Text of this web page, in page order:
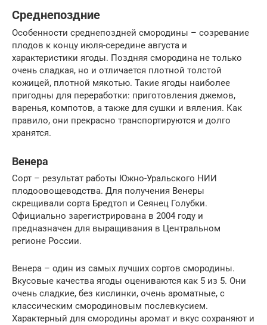
Среднепоздние
Особенности среднепоздней смородины – созревание
плодов к концу июля-середине августа и
характеристики ягоды. Поздняя смородина не только
очень сладкая, но и отличается плотной толстой
кожицей, плотной мякотью. Такие ягоды наиболее
пригодны для переработки: приготовления джемов,
варенья, компотов, а также для сушки и вяления. Как
правило, они прекрасно транспортируются и долго
хранятся.
Венера
Сорт – результат работы Южно-Уральского НИИ
плодоовощеводства. Для получения Венеры
скрещивали сорта Бредтоп и Сеянец Голубки.
Официально зарегистрирована в 2004 году и
предназначен для выращивания в Центральном
регионе России.
Венера – один из самых лучших сортов смородины.
Вкусовые качества ягоды оцениваются как 5 из 5. Они
очень сладкие, без кислинки, очень ароматные, с
классическим смородиновым послевкусием.
Характерный для смородины аромат и вкус сохраняют и